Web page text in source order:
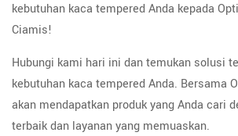
kebutuhan kaca tempered Anda kepada
Ciamis!
Hubungi kami hari ini dan temukan solusi
kebutuhan kaca tempered Anda. Bersama
akan mendapatkan produk yang Anda cari
terbaik dan layanan yang memuaskan.